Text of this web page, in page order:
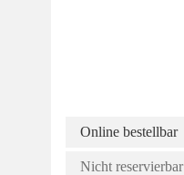
Online bestellbar
Nicht reservierbar